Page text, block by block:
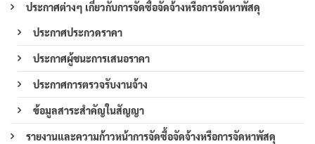
ประกาศต่างๆ เกี่ยวกับการจัดซื้อจัดจ้างหรือการจัดหาพัสดุ
ประกาศประกวดราคา
ประกาศผู้ชนะการเสนอราคา
ประกาศการตรวจรับงานจ้าง
ข้อมูลสาระสำคัญในสัญญา
รายงานและความก้าวหน้าการจัดซื้อจัดจ้างหรือการจัดหาพัสดุ